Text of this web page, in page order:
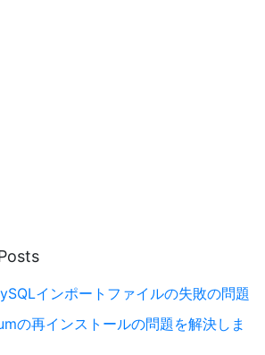
インポートファイルの失敗の問題
の再インストールの問題を解決しま